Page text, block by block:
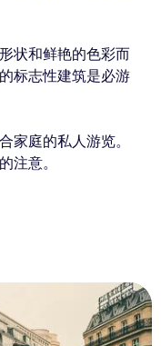
状和鲜艳的色彩而
标志性建筑是必游
家庭的私人游览。
注意。